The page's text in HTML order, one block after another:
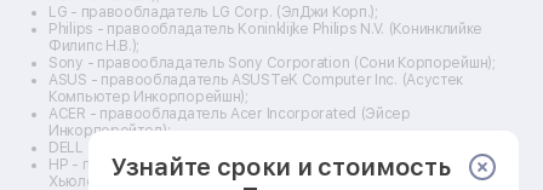
LG - правообладатель LG Corp. (ЭлДжи Корп.);
Philips - правообладатель Koninklijke Philips N.V. (Конинклийке
Филипс Н.В.);
Sony - правообладатель Sony Corporation (Сони Корпорейшн);
ASUS - правообладатель ASUSTeK Computer Inc. (Асустек
Компьютер Инкорпорейшн);
ACER - правообладатель Acer Incorporated (Эйсер
Инкорпорейтед);
DELL - правообладатель Dell Inc.(Делл Инк.);
HP - правообладатель HP Hewlett-Packard Group LLC (ЭйчПи
Хьюлетт Паккард Груп ЛЛК);
Узнайте сроки и стоимость